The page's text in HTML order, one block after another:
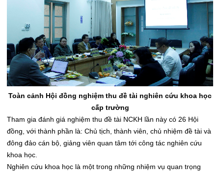
Toàn cảnh Hội đồng nghiệm thu đề tài nghiên cứu khoa học
cấp trường
Tham gia đánh giá nghiệm thu đề tài NCKH lần này có 26 Hội
đồng, với thành phần là: Chủ tịch, thành viên, chủ nhiệm đề tài và
đông đảo cán bộ, giảng viên quan tâm tới công tác nghiên cứu
khoa học.
Nghiên cứu khoa học là một trong những nhiệm vụ quan trọng